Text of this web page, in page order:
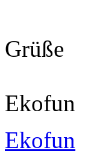
Grüße
Ekofun
Ekofun